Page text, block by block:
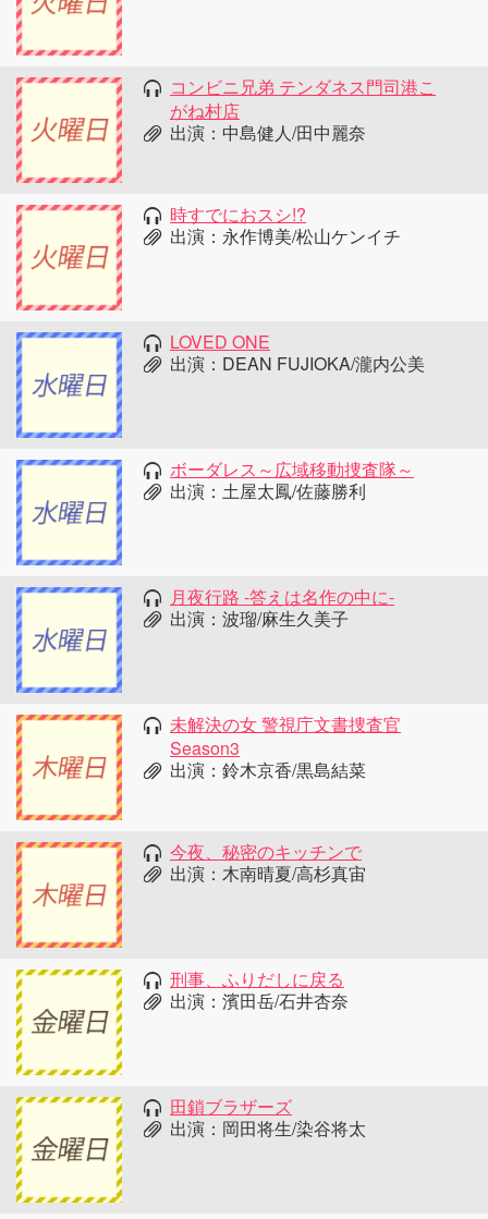
コンビニ兄弟 テンダネス門司港こ
がね村店
出演：中島健人/田中麗奈
時すでにおスシ!?
出演：永作博美/松山ケンイチ
LOVED ONE
出演：DEAN FUJIOKA/瀧内公美
ボーダレス～広域移動捜査隊～
出演：土屋太鳳/佐藤勝利
月夜行路 -答えは名作の中に-
出演：波瑠/麻生久美子
未解決の女 警視庁文書捜査官
Season3
出演：鈴木京香/黒島結菜
今夜、秘密のキッチンで
出演：木南晴夏/高杉真宙
刑事、ふりだしに戻る
出演：濱田岳/石井杏奈
田鎖ブラザーズ
出演：岡田将生/染谷将太